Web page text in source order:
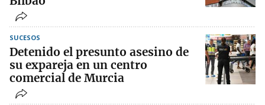
SUCESOS
Detenido el presunto asesino de
su expareja en un centro
comercial de Murcia